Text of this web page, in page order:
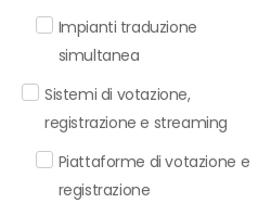
Impianti traduzione
simultanea
Sistemi di votazione,
registrazione e streaming
Piattaforme di votazione e
registrazione